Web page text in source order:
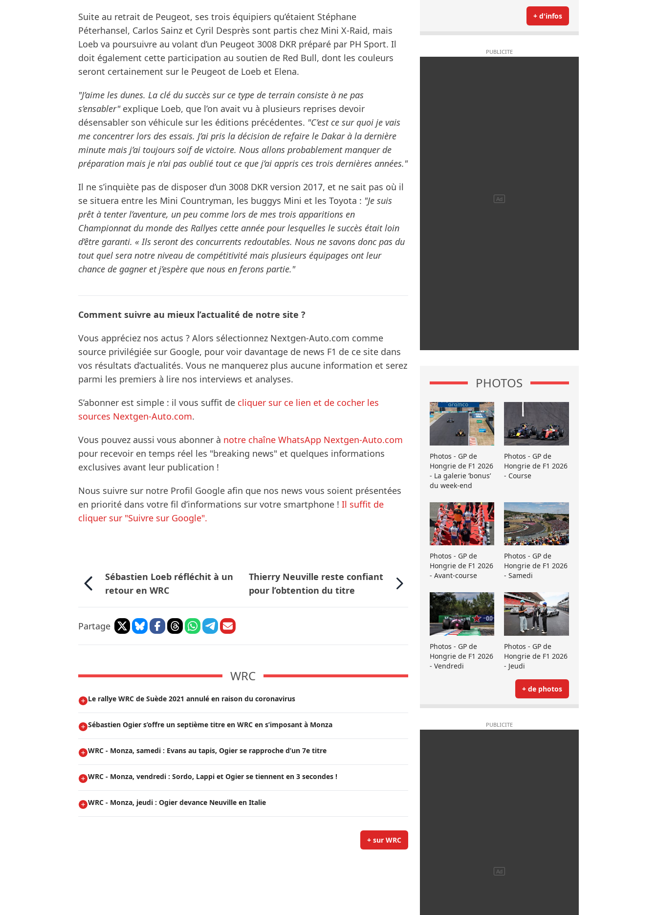
Suite au retrait de Peugeot, ses trois équipiers qu’étaient Stéphane
Péterhansel, Carlos Sainz et Cyril Desprès sont partis chez Mini X-Raid, mais
Loeb va poursuivre au volant d’un Peugeot 3008 DKR préparé par PH Sport. Il
doit également cette participation au soutien de Red Bull, dont les couleurs
seront certainement sur le Peugeot de Loeb et Elena.
"J’aime les dunes. La clé du succès sur ce type de terrain consiste à ne pas
s’ensabler" explique Loeb, que l’on avait vu à plusieurs reprises devoir
désensabler son véhicule sur les éditions précédentes. "C’est ce sur quoi je vais
me concentrer lors des essais. J’ai pris la décision de refaire le Dakar à la dernière
minute mais j’ai toujours soif de victoire. Nous allons probablement manquer de
préparation mais je n’ai pas oublié tout ce que j’ai appris ces trois dernières années."
Il ne s’inquiète pas de disposer d’un 3008 DKR version 2017, et ne sait pas où il
se situera entre les Mini Countryman, les buggys Mini et les Toyota : "Je suis
prêt à tenter l’aventure, un peu comme lors de mes trois apparitions en
Championnat du monde des Rallyes cette année pour lesquelles le succès était loin
d’être garanti. « Ils seront des concurrents redoutables. Nous ne savons donc pas du
tout quel sera notre niveau de compétitivité mais plusieurs équipages ont leur
chance de gagner et j’espère que nous en ferons partie."
Comment suivre au mieux l’actualité de notre site ?
Vous appréciez nos actus ? Alors sélectionnez Nextgen-Auto.com comme
source privilégiée sur Google, pour voir davantage de news F1 de ce site dans
vos résultats d’actualités. Vous ne manquerez plus aucune information et serez
parmi les premiers à lire nos interviews et analyses.
S’abonner est simple : il vous suffit de cliquer sur ce lien et de cocher les
sources Nextgen-Auto.com.
Vous pouvez aussi vous abonner à notre chaîne WhatsApp Nextgen-Auto.com
pour recevoir en temps réel les "breaking news" et quelques informations
exclusives avant leur publication !
Nous suivre sur notre Profil Google afin que nos news vous soient présentées
en priorité dans votre fil d’informations sur votre smartphone ! Il suffit de
cliquer sur "Suivre sur Google".
Sébastien Loeb réfléchit à un
retour en WRC
Thierry Neuville reste confiant
pour l’obtention du titre
Partage
WRC
Le rallye WRC de Suède 2021 annulé en raison du coronavirus
Sébastien Ogier s’offre un septième titre en WRC en s’imposant à Monza
WRC - Monza, samedi : Evans au tapis, Ogier se rapproche d’un 7e titre
WRC - Monza, vendredi : Sordo, Lappi et Ogier se tiennent en 3 secondes !
WRC - Monza, jeudi : Ogier devance Neuville en Italie
+ sur WRC
+ d'infos
PHOTOS
Photos - GP de
Hongrie de F1 2026
- La galerie ’bonus’
du week-end
Photos - GP de
Hongrie de F1 2026
- Course
Photos - GP de
Hongrie de F1 2026
- Avant-course
Photos - GP de
Hongrie de F1 2026
- Samedi
Photos - GP de
Hongrie de F1 2026
- Vendredi
Photos - GP de
Hongrie de F1 2026
- Jeudi
+ de photos